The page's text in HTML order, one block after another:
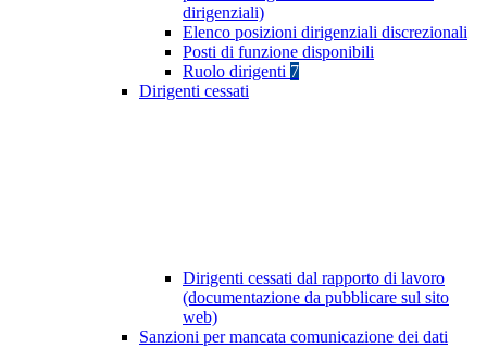
dirigenziali)
Elenco posizioni dirigenziali discrezionali
Posti di funzione disponibili
Ruolo dirigenti 7
Dirigenti cessati
Dirigenti cessati dal rapporto di lavoro
(documentazione da pubblicare sul sito
web)
Sanzioni per mancata comunicazione dei dati